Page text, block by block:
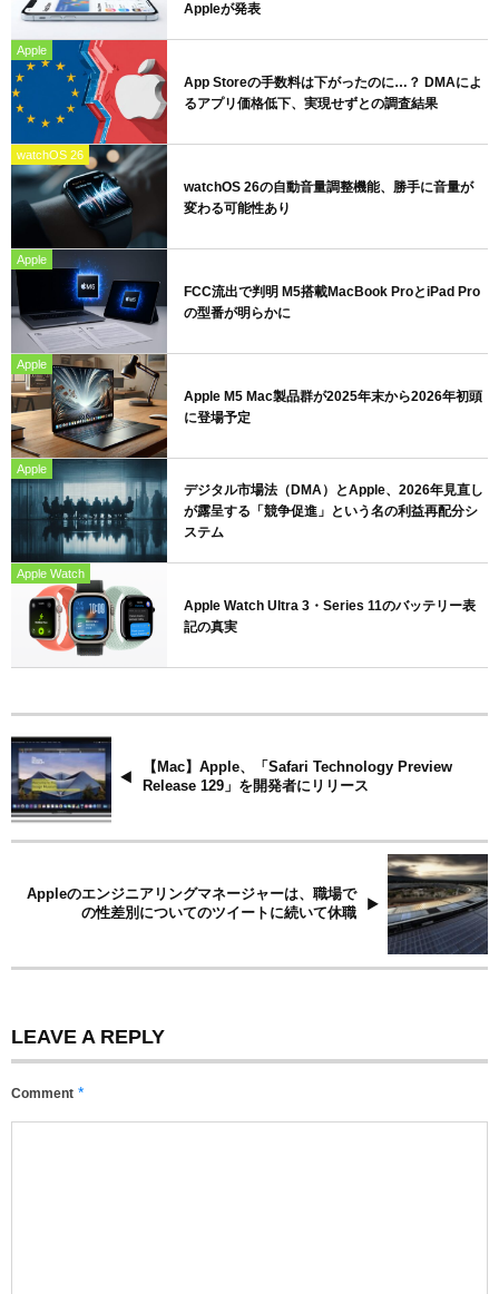
Appleが発表
Apple
App Storeの手数料は下がったのに…？ DMAによ
るアプリ価格低下、実現せずとの調査結果
watchOS 26
watchOS 26の自動音量調整機能、勝手に音量が
変わる可能性あり
Apple
FCC流出で判明 M5搭載MacBook ProとiPad Pro
の型番が明らかに
Apple
Apple M5 Mac製品群が2025年末から2026年初頭
に登場予定
Apple
デジタル市場法（DMA）とApple、2026年見直し
が露呈する「競争促進」という名の利益再配分シ
ステム
Apple Watch
Apple Watch Ultra 3・Series 11のバッテリー表
記の真実
【Mac】Apple、「Safari Technology Preview
Release 129」を開発者にリリース
Appleのエンジニアリングマネージャーは、職場で
の性差別についてのツイートに続いて休職
LEAVE A REPLY
Comment *